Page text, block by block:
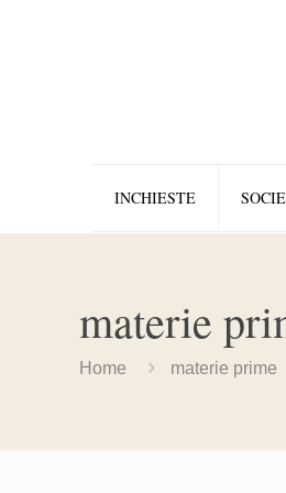
INCHIESTE
materie
Home materie prime